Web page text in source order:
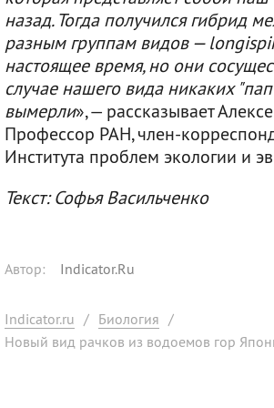
назад. Тогда получился гибрид
разным группам видов —
настоящее время, но они
случае нашего вида никаких
вымерли», — рассказывает
Профессор РАН, член-
Института проблем экологии и
Текст: Софья Васильченко
Автор: Indicator.Ru
Indicator.ru / Биология /
Новый вид рачков из водоемов гор